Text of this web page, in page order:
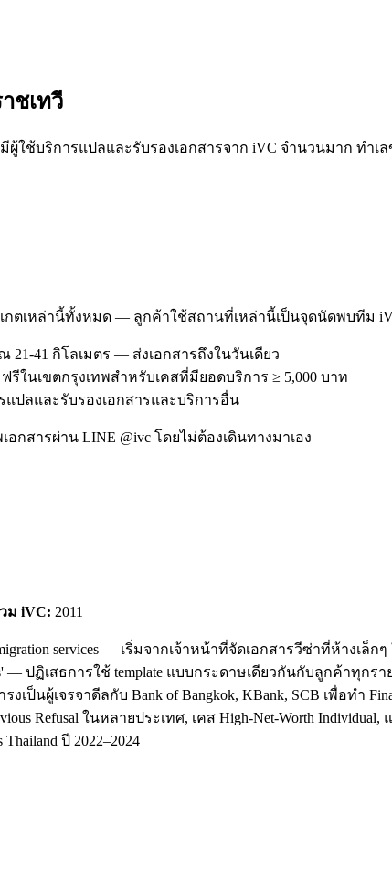
ชเทวี
ใช้บริการแปลและรับรองเอกสารจาก iVC จำนวนมาก ทำเ
ตเหล่านี้ทั้งหมด — ลูกค้าใช้สถานที่เหล่านี้เป็นจุดนัดพบทีม
41 กิโลเมตร — ส่งเอกสารถึงในวันเดียว
ในเขตกรุงเทพสำหรับเคสที่มียอดบริการ ≥ 5,000 บาท
แปลและรับรองเอกสารและบริการอื่น
กสารผ่าน LINE @ivc โดยไม่ต้องเดินทางมาเอง
ม iVC: 2011
services — เริ่มจากเจ้าหน้าที่จัดเอกสารวีซ่าที่ห้างเ
— ปฏิเสธการใช้ template แบบกระดาษเดียวกันกับลูกค้าทุกร
เป็นผู้เจรจาดีลกับ Bank of Bangkok, KBank, SCB เพื่อทำ
Refusal ในหลายประเทศ, เคส High-Net-Worth Individual,
ปี 2022–2024